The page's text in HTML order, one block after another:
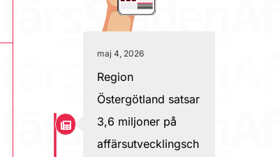
maj 4, 2026
Region
Östergötland satsar
3,6 miljoner på
affärsutvecklingsch